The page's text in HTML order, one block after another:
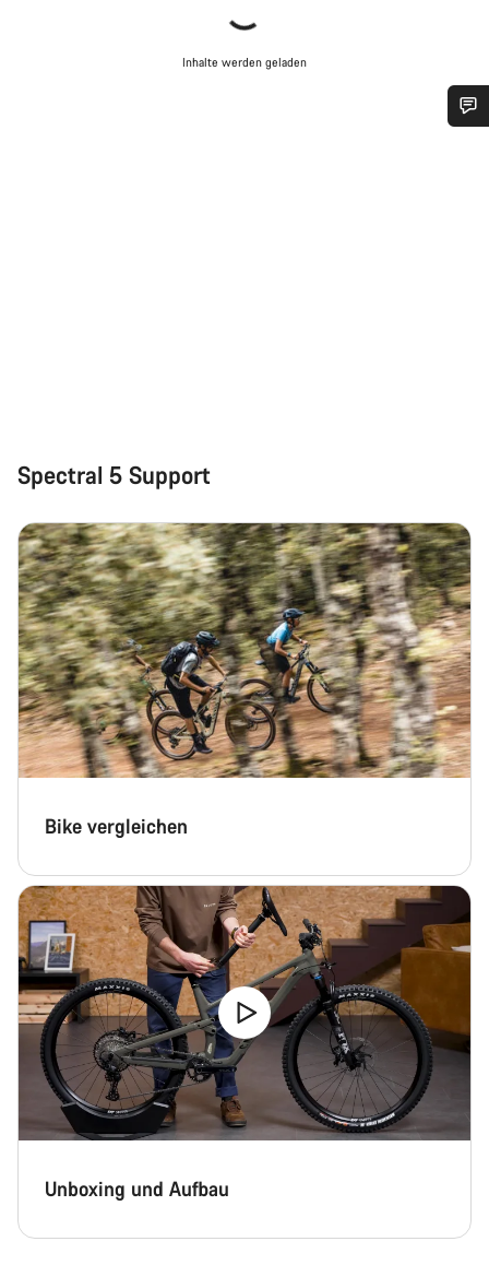
Inhalte werden geladen
Spectral 5 Support
Bike vergleichen
Unboxing und Aufbau